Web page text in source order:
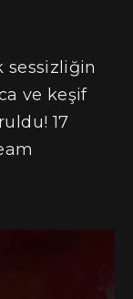
sessizliğin
ve keşif
17